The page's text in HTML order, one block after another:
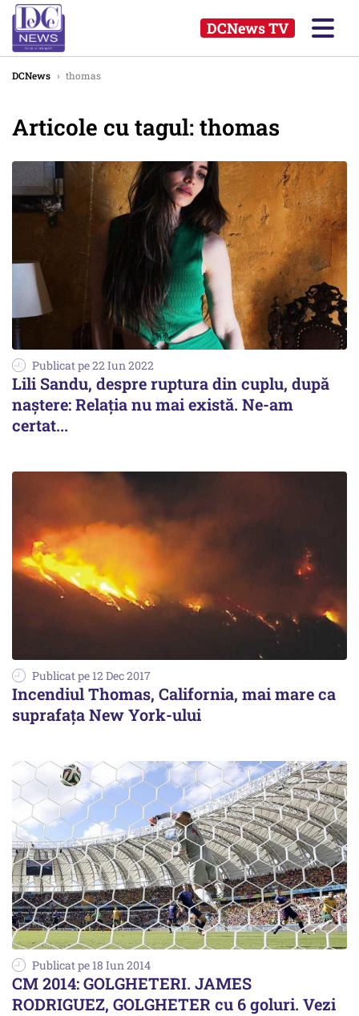
DCNews TV
DCNews › thomas
Articole cu tagul: thomas
Publicat pe 22 Iun 2022
Lili Sandu, despre ruptura din cuplu, după
naștere: Relația nu mai există. Ne-am
certat...
Publicat pe 12 Dec 2017
Incendiul Thomas, California, mai mare ca
suprafaţa New York-ului
Publicat pe 18 Iun 2014
CM 2014: GOLGHETERI. JAMES
RODRIGUEZ, GOLGHETER cu 6 goluri. Vezi